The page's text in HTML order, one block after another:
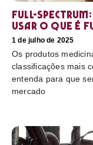
Full-
usar O que é
1 de julho de 2025
Os produtos
classificações mais
entenda para que
mercado